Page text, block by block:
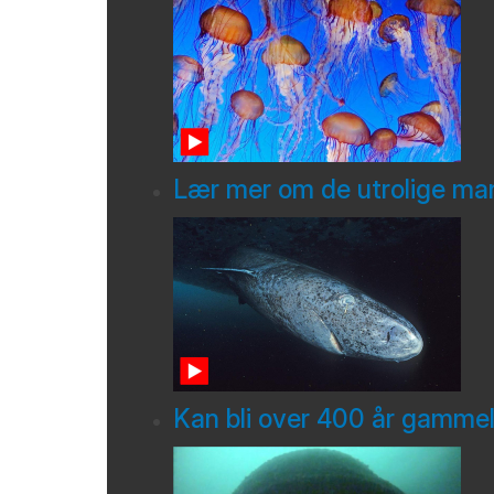
Lær mer om de utrolige
Kan bli over 400 år gammel